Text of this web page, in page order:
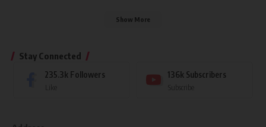
Show More
Stay Connected
235.3k Followers 136k Subscribers